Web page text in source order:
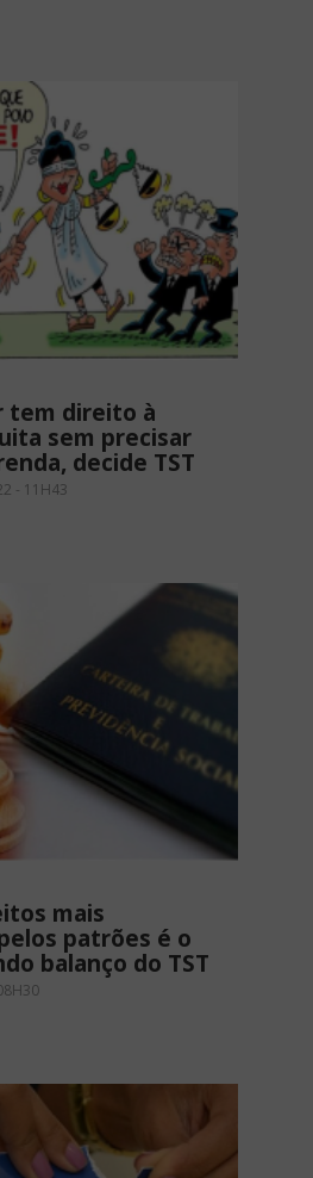
tem direito à
sem precisar
decide TST
- 11H43
mais
patrões é o
balanço do TST